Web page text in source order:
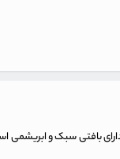
بافتی سبک و